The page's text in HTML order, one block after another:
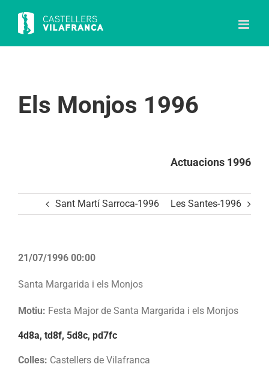
content
Els Monjos 1996
Actuacions 1996
Sant Martí Sarroca-1996 Les Santes-1996
21/07/1996 00:00
Santa Margarida i els Monjos
Motiu: Festa Major de Santa Margarida i els Monjos
4d8a, td8f, 5d8c, pd7fc
Colles: Castellers de Vilafranca